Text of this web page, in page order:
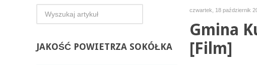
czwartek, 18 październik
Gmina
[Film]
JAKOŚĆ POWIETRZA SOKÓŁKA